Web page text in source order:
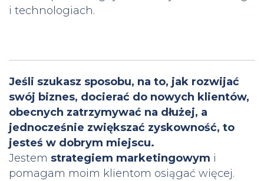
i technologiach.
Jeśli szukasz sposobu, na to, jak rozwijać
swój biznes, docierać do nowych klientów,
obecnych zatrzymywać na dłużej, a
jednocześnie zwiększać zyskowność, to
jesteś w dobrym miejscu.
Jestem strategiem marketingowym i
pomagam moim klientom osiągać więcej.